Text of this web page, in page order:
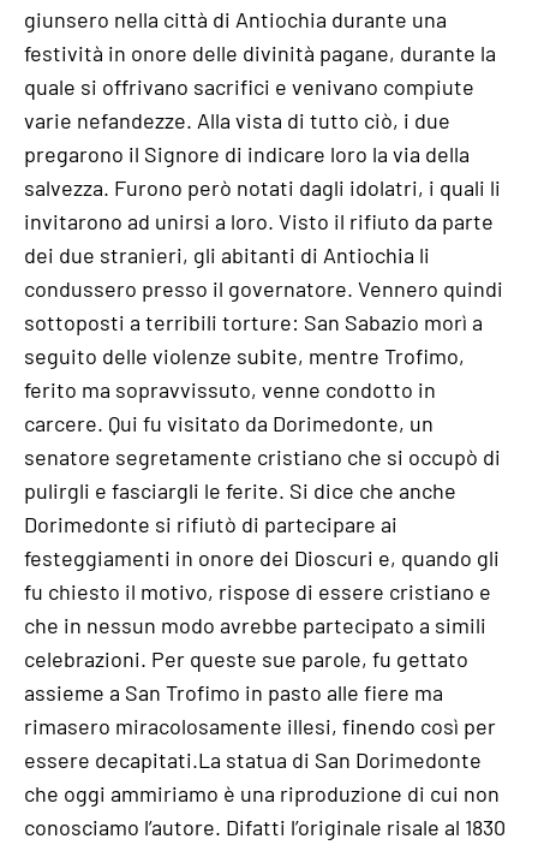
giunsero nella città di Antiochia durante una
festività in onore delle divinità pagane, durante la
quale si offrivano sacrifici e venivano compiute
varie nefandezze. Alla vista di tutto ciò, i due
pregarono il Signore di indicare loro la via della
salvezza. Furono però notati dagli idolatri, i quali li
invitarono ad unirsi a loro. Visto il rifiuto da parte
dei due stranieri, gli abitanti di Antiochia li
condussero presso il governatore. Vennero quindi
sottoposti a terribili torture: San Sabazio morì a
seguito delle violenze subite, mentre Trofimo,
ferito ma sopravvissuto, venne condotto in
carcere. Qui fu visitato da Dorimedonte, un
senatore segretamente cristiano che si occupò di
pulirgli e fasciargli le ferite. Si dice che anche
Dorimedonte si rifiutò di partecipare ai
festeggiamenti in onore dei Dioscuri e, quando gli
fu chiesto il motivo, rispose di essere cristiano e
che in nessun modo avrebbe partecipato a simili
celebrazioni. Per queste sue parole, fu gettato
assieme a San Trofimo in pasto alle fiere ma
rimasero miracolosamente illesi, finendo così per
essere decapitati.La statua di San Dorimedonte
che oggi ammiriamo è una riproduzione di cui non
conosciamo l’autore. Difatti l’originale risale al 1830